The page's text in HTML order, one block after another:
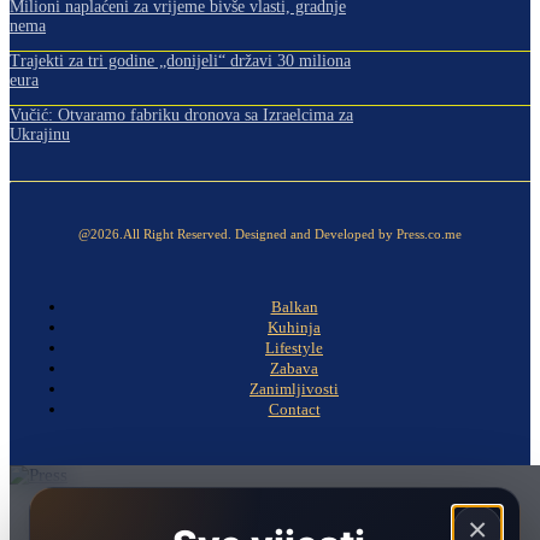
Milioni naplaćeni za vrijeme bivše vlasti, gradnje
nema
Trajekti za tri godine „donijeli“ državi 30 miliona
eura
Vučić: Otvaramo fabriku dronova sa Izraelcima za
Ukrajinu
@2026.All Right Reserved. Designed and Developed by Press.co.me
Balkan
Kuhinja
Lifestyle
Zabava
Zanimljivosti
Contact
×